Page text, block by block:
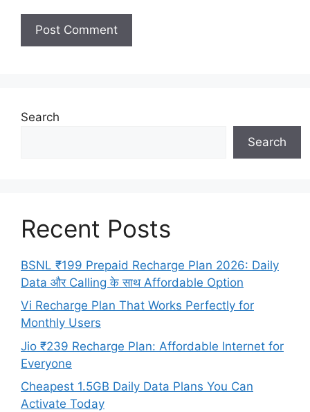
Search
Search
Recent Posts
BSNL ₹199 Prepaid Recharge Plan 2026: Daily
Data और Calling के साथ Affordable Option
Vi Recharge Plan That Works Perfectly for
Monthly Users
Jio ₹239 Recharge Plan: Affordable Internet for
Everyone
Cheapest 1.5GB Daily Data Plans You Can
Activate Today